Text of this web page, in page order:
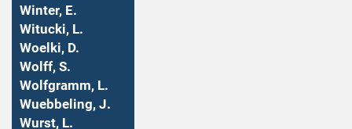
Winter, E.
Witucki, L.
Woelki, D.
Wolff, S.
Wolfgramm, L.
Wuebbeling, J.
Wurst, L.